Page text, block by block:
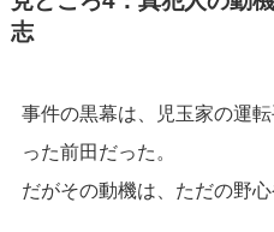
志
事件の黒幕は、児玉家の運
った前田だった。
だがその動機は、ただの野心